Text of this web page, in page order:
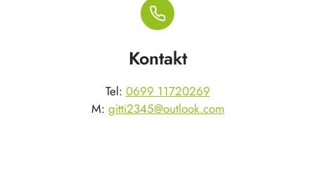
Kontakt
Tel: 0699 11720269
M: gitti2345@outlook.com